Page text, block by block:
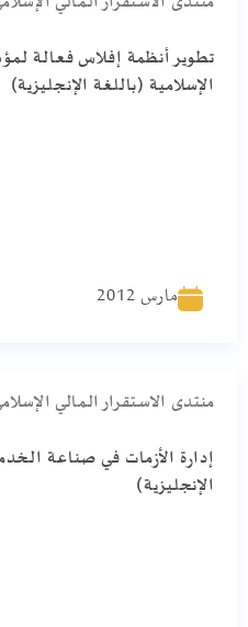
تطوير أنظمة إفلاس فعالة
الإسلامية (باللغة الإنجليزية)
مارس 2012
منتدى الاستقرار المالي الإسلامي
إدارة الأزمات في صناعة
الإنجليزية)